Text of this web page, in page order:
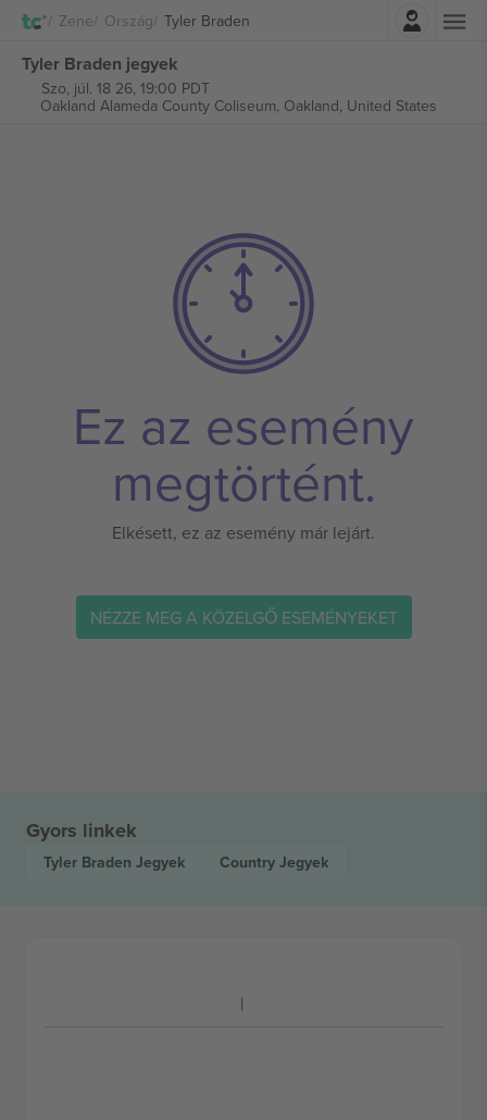
Zene Ország Tyler Braden
Tyler Braden jegyek
Szo, júl. 18 26, 19:00 PDT
Oakland Alameda County Coliseum, Oakland, United States
Ez az esemény
megtörtént.
Elkésett, ez az esemény már lejárt.
NÉZZE MEG A KÖZELGŐ ESEMÉNYEKET
Gyors linkek
Tyler Braden Jegyek Country Jegyek